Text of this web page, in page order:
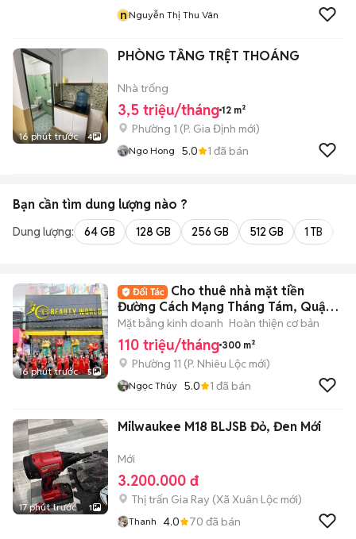
nNguyễn Thị Thu Vân
16 phút trước 4
PHÒNG TẦNG TRỆT THOÁNG
Nhà trống
3,5 triệu/tháng 12 m²
Phường 1 (P. Gia Định mới)
Ngo Hong 5.0 1 đã bán
Bạn cần tìm dung lượng nào ?
Dung lượng: 64 GB 128 GB 256 GB 512 GB 1 TB
16 phút trước 5
Cho thuê nhà mặt tiền
Đường Cách Mạng Tháng Tám, Quận
3. DT: 10x30m.
Mặt bằng kinh doanh Hoàn thiện cơ bản
110 triệu/tháng 300 m²
Phường 11 (P. Nhiêu Lộc mới)
Ngọc Thúy 5.0 1 đã bán
17 phút trước 1
Milwaukee M18 BLJSB Đỏ, Đen Mới
Mới
3.200.000 đ
Thị trấn Gia Ray (Xã Xuân Lộc mới)
Thanh 4.0 70 đã bán